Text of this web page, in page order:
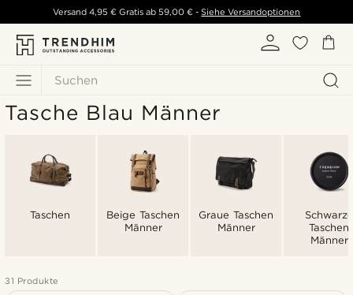
Suchen
Versand 4,95 € Gratis ab59,00 € - Siehe Versandoptionen
Tasche Blau Männer
Taschen
Beige Taschen
Männer
Graue Taschen
Männer
Schwarze
Taschen
Männer
31 Produkte